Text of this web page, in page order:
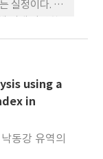
감소하는
먼 미래
증가, 남부
. 한편, RCP
한 대부분의
것으로 나타
시나리오
증가(북부
로 나타났다.
실정이다. 따
절실하다. 본
다양한 상
경로에 대한
을 분석하였
을 겪을 것으
여 제시하였
전망하였다.
통해 용수공
using a
in
동강 유역의